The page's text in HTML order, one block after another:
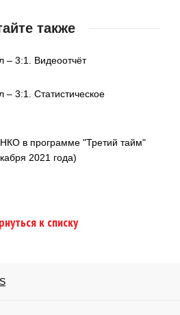
также
– 3:1. Видеоотчёт
– 3:1. Статистическое
в программе "Третий тайм"
2021 года)
к списку